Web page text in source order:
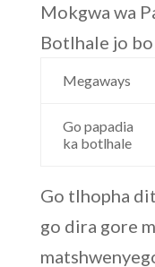
Mokgwa wa
Botlhale jo
Megaways
Go papadia
ka botlhale
Go tlhopha
go dira gore